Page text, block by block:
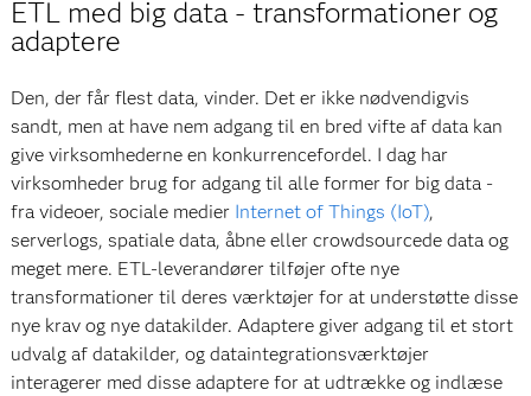
ETL med big data - transformationer og
adaptere
Den, der får flest data, vinder. Det er ikke nødvendigvis
sandt, men at have nem adgang til en bred vifte af data kan
give virksomhederne en konkurrencefordel. I dag har
virksomheder brug for adgang til alle former for big data -
fra videoer, sociale medier Internet of Things (IoT),
serverlogs, spatiale data, åbne eller crowdsourcede data og
meget mere. ETL-leverandører tilføjer ofte nye
transformationer til deres værktøjer for at understøtte disse
nye krav og nye datakilder. Adaptere giver adgang til et stort
udvalg af datakilder, og dataintegrationsværktøjer
interagerer med disse adaptere for at udtrække og indlæse